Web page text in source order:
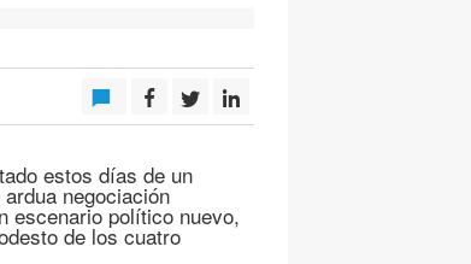
estos días de un
negociación
escenario político nuevo,
de los cuatro